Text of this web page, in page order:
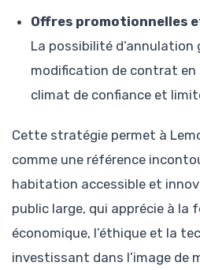
Offres promotionnelles
La possibilité
modification de contrat en
climat de confiance et
Cette stratégie permet à
comme une référence
habitation accessible et
public large, qui apprécie à la
économique, l’éthique et la
investissant dans l’image de